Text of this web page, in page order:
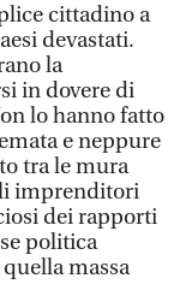
cittadino a
devastati.
la
in dovere di
lo hanno fatto
e neppure
tra le mura
imprenditori
dei rapporti
politica
massa